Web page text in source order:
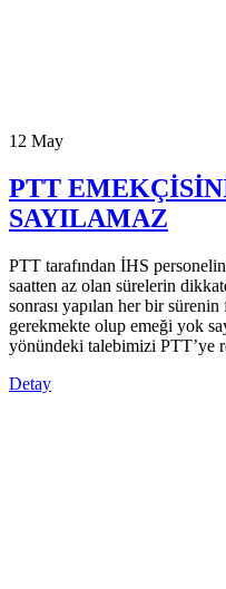
12 May
PTT
SAYILAMAZ
PTT tarafından İHS
saatten az olan sürelerin
sonrası yapılan her bir
gerekmekte olup emeği yok
yönündeki talebimizi PTT’ye
Detay